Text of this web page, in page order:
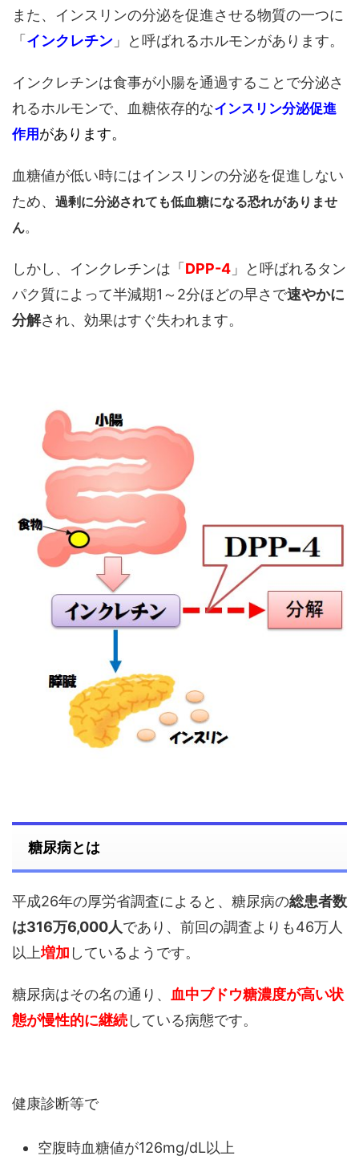
また、インスリンの分泌を促進させる物質の一つに
「 インクレチン 」と呼ばれるホルモンがあります。
インクレチンは食事が小腸を通過することで分泌さ
れるホルモンで、血糖依存的なインスリン分泌促進
作用があります。
血糖値が低い時にはインスリンの分泌を促進しない
ため、 過剰に分泌されても低血糖になる恐れがありませ
ん。
しかし、インクレチンは「 DPP-4 」と呼ばれるタン
パク質によって半減期1～2分ほどの早さで速やかに
分解され、効果はすぐ失われます。
糖尿病とは
平成26年の厚労省調査によると、糖尿病の総患者数
は316万6,000人であり、前回の調査よりも46万人
以上増加 しているようです。
糖尿病はその名の通り、 血中ブドウ糖濃度が高い状
態が慢性的に継続している病態です。
健康診断等で
空腹時血糖値が126mg/dL以上